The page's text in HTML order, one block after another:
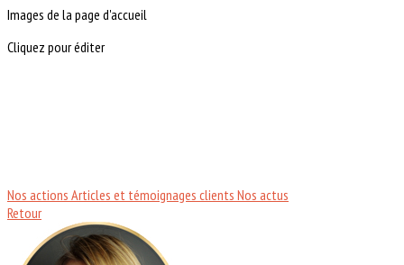
Images de la page d'accueil
Cliquez pour éditer
Nos actions Articles et témoignages clients Nos actus
Retour